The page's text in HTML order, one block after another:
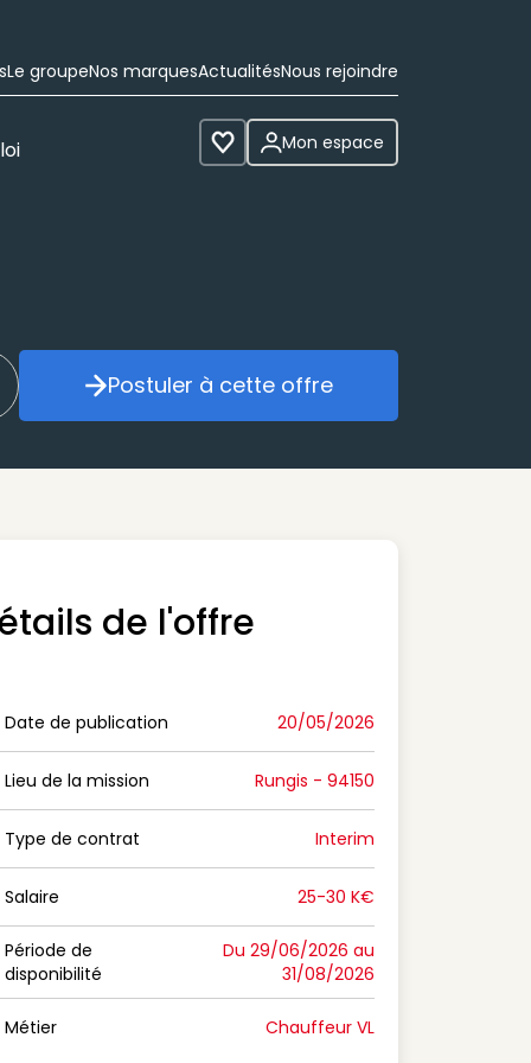
Le groupeNos marquesActualitésNous rejoindre
Voir les favoris
Mon espace
mon alerte Postuler à cette offre
Postuler à cette offre
de l'offre
Date de publication
Date de publication 20/05/2026
Lieu de la mission
Lieu de la mission Rungis - 94150
Type de contrat
Type de contrat Interim
Salaire
Salaire 25-30 K€
Période de disponibilité
Période de
disponibilité
Du 29/06/2026 au
31/08/2026
Métier Chauffeur VL